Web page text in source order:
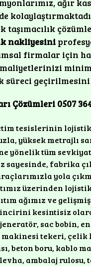
taşımacılık
nakliyesini
firmalar için
süreci
Çözümleri 0507
tesislerinin
yüksek metrajlı
yönelik tüm
sayesinde, fabrika
yola
üzerinden
ağımız ve
kesintisiz
sac bobin,
tekeri, çelik
beton boru, kablo
ambalaj rulosu,